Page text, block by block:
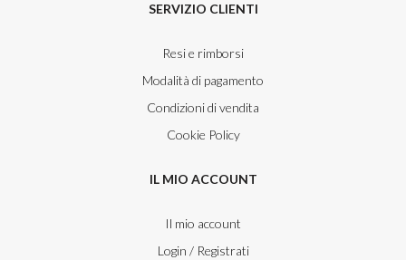
SERVIZIO CLIENTI
Resi e rimborsi
Modalità di pagamento
Condizioni di vendita
Cookie Policy
IL MIO ACCOUNT
Il mio account
Login / Registrati